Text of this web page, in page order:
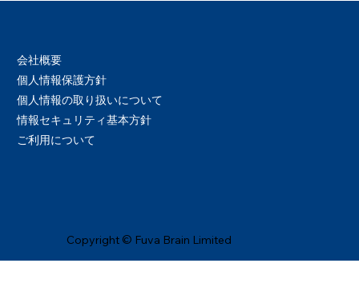
Copyright © Fuva Brain Limited
会社概要
個人情報保護方針
個人情報の取り扱いについて
情報セキュリティ基本方針
ご利用について